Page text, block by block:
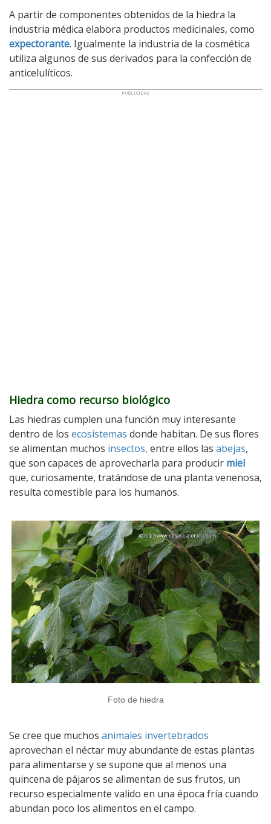
A partir de componentes obtenidos de la hiedra la
industria médica elabora productos medicinales, como
expectorante. Igualmente la industria de la cosmética
utiliza algunos de sus derivados para la confección de
anticelulíticos.
Hiedra como recurso biológico
Las hiedras cumplen una función muy interesante
dentro de los ecosistemas donde habitan. De sus flores
se alimentan muchos insectos, entre ellos las abejas,
que son capaces de aprovecharla para producir miel
que, curiosamente, tratándose de una planta venenosa,
resulta comestible para los humanos.
Foto de hiedra
Se cree que muchos animales invertebrados
aprovechan el néctar muy abundante de estas plantas
para alimentarse y se supone que al menos una
quincena de pájaros se alimentan de sus frutos, un
recurso especialmente valido en una época fría cuando
abundan poco los alimentos en el campo.